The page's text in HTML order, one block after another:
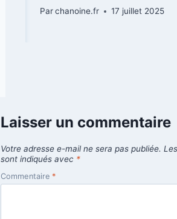
Parchanoine.fr 17 juillet 2025
Laisser un commentaire
Votre adresse e-mail ne sera pas publiée.
sont indiqués avec *
Commentaire *